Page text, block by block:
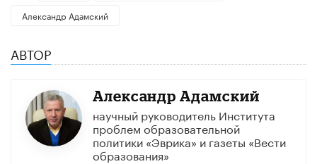
Александр Адамский
АВТОР
Александр Адамский
научный руководитель Института
проблем образовательной
политики «Эврика» и газеты «Вести
образования»